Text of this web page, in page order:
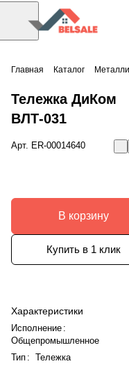
Главная Каталог
Тележка ДиКом
ВЛТ-031
Арт. ER-00014640
В корзину
Купить в 1 клик
Характеристики
Исполнение :
Общепромышленное
Тип : Тележка